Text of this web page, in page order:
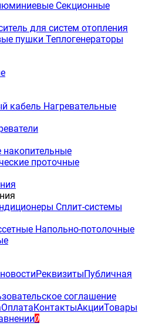
Секционные
для систем отопления
пушки Теплогенераторы
кабель Нагревательные
накопительные
проточные
Сплит-системы
Напольно-потолочные
РеквизитыПубличная
соглашение
ОплатаКонтактыАкцииТовары
0